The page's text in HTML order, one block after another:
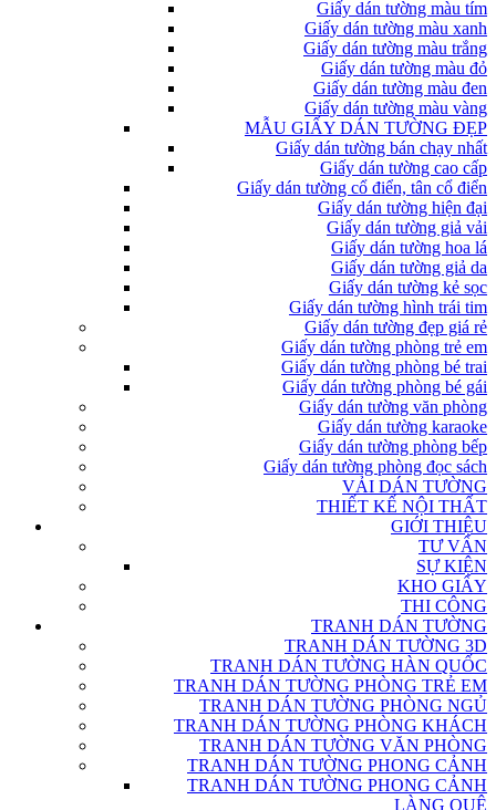
Giấy dán tường màu tím
Giấy dán tường màu xanh
Giấy dán tường màu trắng
Giấy dán tường màu đỏ
Giấy dán tường màu đen
Giấy dán tường màu vàng
MẪU GIẤY DÁN TƯỜNG ĐẸP
Giấy dán tường bán chạy nhất
Giấy dán tường cao cấp
Giấy dán tường cổ điển, tân cổ điển
Giấy dán tường hiện đại
Giấy dán tường giả vải
Giấy dán tường hoa lá
Giấy dán tường giả da
Giấy dán tường kẻ sọc
Giấy dán tường hình trái tim
Giấy dán tường đẹp giá rẻ
Giấy dán tường phòng trẻ em
Giấy dán tường phòng bé trai
Giấy dán tường phòng bé gái
Giấy dán tường văn phòng
Giấy dán tường karaoke
Giấy dán tường phòng bếp
Giấy dán tường phòng đọc sách
VẢI DÁN TƯỜNG
THIẾT KẾ NỘI THẤT
GIỚI THIỆU
TƯ VẤN
SỰ KIỆN
KHO GIẤY
THI CÔNG
TRANH DÁN TƯỜNG
TRANH DÁN TƯỜNG 3D
TRANH DÁN TƯỜNG HÀN QUỐC
TRANH DÁN TƯỜNG PHÒNG TRẺ EM
TRANH DÁN TƯỜNG PHÒNG NGỦ
TRANH DÁN TƯỜNG PHÒNG KHÁCH
TRANH DÁN TƯỜNG VĂN PHÒNG
TRANH DÁN TƯỜNG PHONG CẢNH
TRANH DÁN TƯỜNG PHONG CẢNH
LÀNG QUÊ